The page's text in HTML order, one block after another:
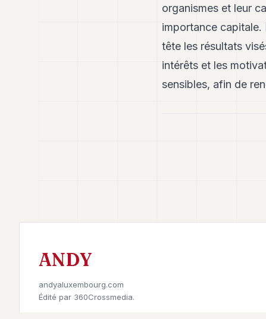
organismes et leur
importance
tête les résultats
intérêts et les
sensibles, afin de
ANDY
andyaluxembourg.com
Édité par 360Crossmedia.